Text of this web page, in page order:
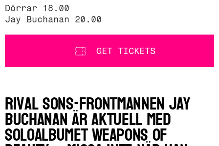
Dörrar 18.00
Jay Buchanan 20.00
GET TICKETS
Rival Sons-frontmannen Jay
Buchanan är aktuell med
soloalbumet Weapons of